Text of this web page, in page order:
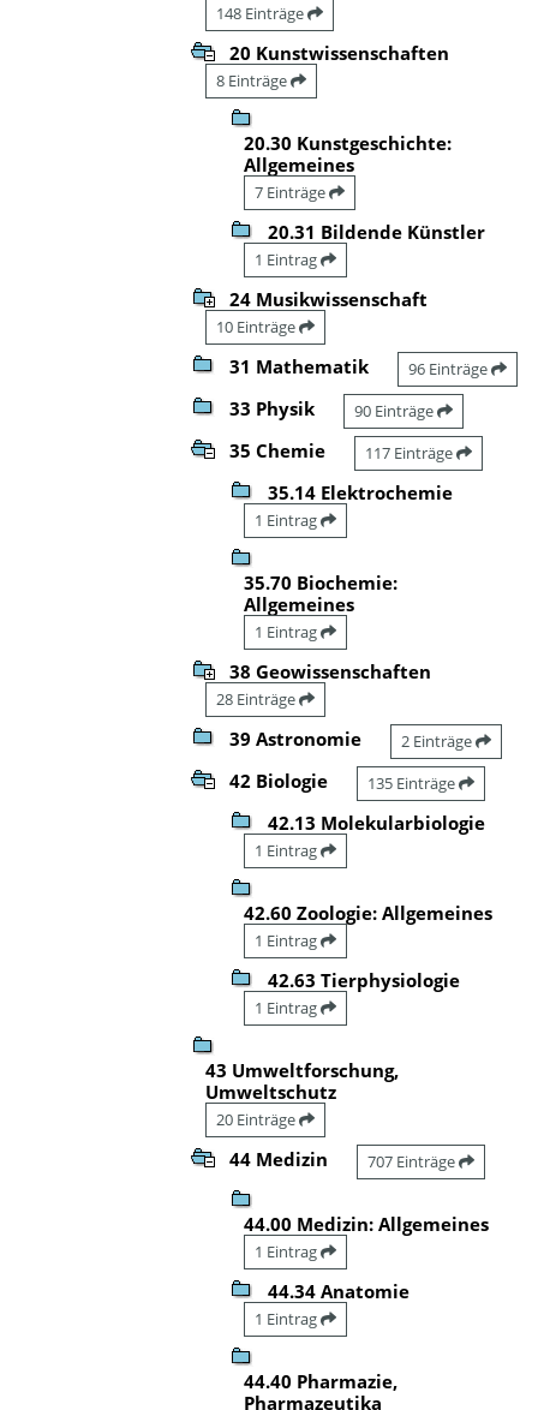
148 Einträge
20 Kunstwissenschaften
8 Einträge
20.30 Kunstgeschichte:
Allgemeines
7 Einträge
20.31 Bildende Künstler
1 Eintrag
24 Musikwissenschaft
10 Einträge
31 Mathematik 96 Einträge
33 Physik 90 Einträge
35 Chemie 117 Einträge
35.14 Elektrochemie
1 Eintrag
35.70 Biochemie:
Allgemeines
1 Eintrag
38 Geowissenschaften
28 Einträge
39 Astronomie 2 Einträge
42 Biologie 135 Einträge
42.13 Molekularbiologie
1 Eintrag
42.60 Zoologie: Allgemeines
1 Eintrag
42.63 Tierphysiologie
1 Eintrag
43 Umweltforschung,
Umweltschutz
20 Einträge
44 Medizin 707 Einträge
44.00 Medizin: Allgemeines
1 Eintrag
44.34 Anatomie
1 Eintrag
44.40 Pharmazie,
Pharmazeutika